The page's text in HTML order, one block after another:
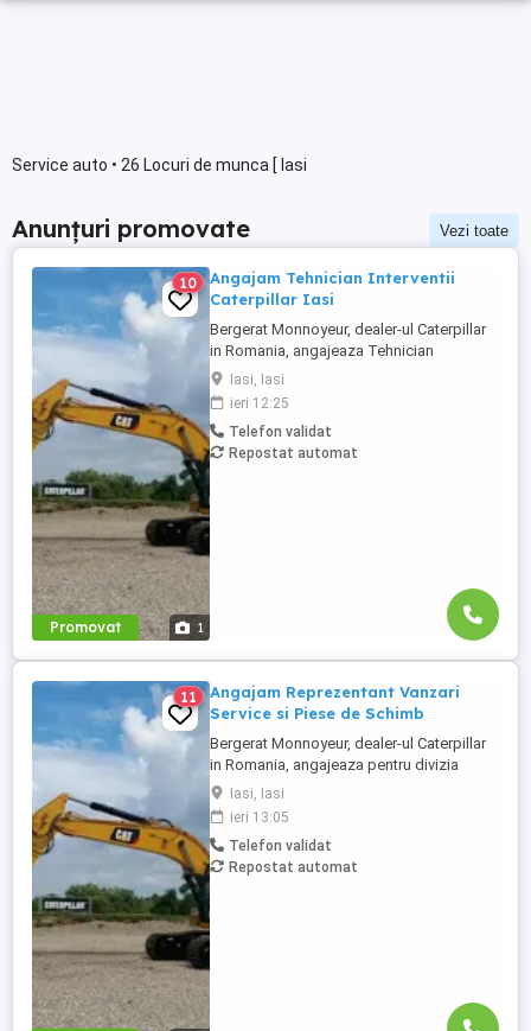
Service auto • 26 Locuri de munca [ Iasi
Anunțuri promovate Vezi toate
Promovat 1
10
Angajam Tehnician Interventii
Caterpillar Iasi
Bergerat Monnoyeur, dealer-ul Caterpillar
in Romania, angajeaza Tehnician
Electromecanic pentru interventii pe teren.
Pozitiile sunt cadrul diviziei de utilaje
Caterpillar sau in cadrul diviziei de
motoare si generatoare. Zona pentru care
recrutam poate fi in orasele ...
Iasi, Iasi
ieri 12:25
Telefon validat
Repostat automat
11
Angajam Reprezentant Vanzari
Service si Piese de Schimb
Bergerat Monnoyeur, dealer-ul Caterpillar
in Romania, angajeaza pentru divizia
Eneria (motoare si generatoare) -
Reprezentant Vanzari Service pentru zona
Moldova. Studii superioare finalizate în
domeniul electro-mecanic; Experiență în
vânzări tehnice de minim 3 ani, ...
Iasi, Iasi
ieri 13:05
Telefon validat
Repostat automat